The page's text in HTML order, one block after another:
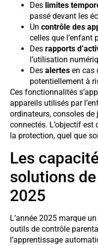
Des limites
passé devant les
Un contrôle des
celles que l’enfant
Des rapports
l’utilisation
Des alertes en cas
potentiellement à
Ces fonctionnalités
appareils utilisés par
ordinateurs, consoles de
connectés. L’objectif
la protection, quel que
Les
solutions
2025
L’année 2025 marque
outils de contrôle
l’apprentissage